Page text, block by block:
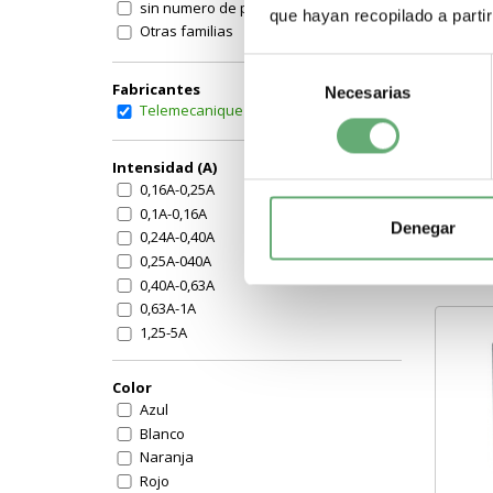
que hayan recopilado a
Selección
consentimiento
Necesarias
Denegar
luminoso |
sin numero de polos
Otras familias
Fabricantes
Telemecanique (Schneider)
Intensidad (A)
0,16A-0,25A
0,1A-0,16A
0,24A-0,40A
0,25A-040A
0,40A-0,63A
0,63A-1A
1,25-5A
1,6A-2,5A
115A
125A
125A-175A
12A
Color
Azul
Blanco
Naranja
Rojo